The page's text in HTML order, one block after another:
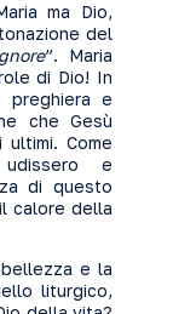
ma Dio,
del
”. Maria
di Dio! In
preghiera e
che Gesù
Come
e
di questo
calore della
e la
liturgico,